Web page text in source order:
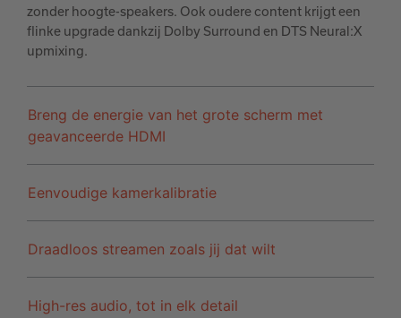
zonder hoogte-speakers. Ook oudere content krijgt een
flinke upgrade dankzij Dolby Surround en DTS Neural:X
upmixing.
Breng de energie van het grote scherm met
geavanceerde HDMI
Eenvoudige kamerkalibratie
Draadloos streamen zoals jij dat wilt
High-res audio, tot in elk detail